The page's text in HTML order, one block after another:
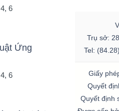
6
Ứng
6
Trụ sở:
Tel:
Giấy
Quyết
Quyết định